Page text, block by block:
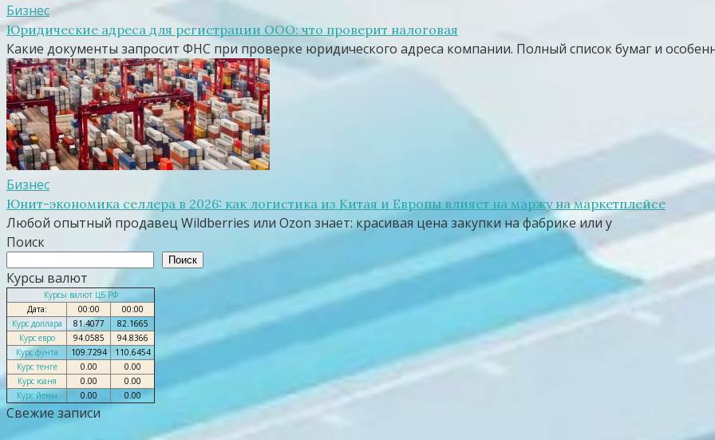
Бизнес
Юридические адреса для регистрации ООО: что проверит налоговая
Какие документы запросит ФНС при проверке юридического адреса компании. Полный список бумаг и
Бизнес
Юнит-экономика селлера в 2026: как логистика из Китая и Европы влияет на маржу на маркетплейсе
Любой опытный продавец Wildberries или Ozon знает: красивая цена закупки на фабрике или у
Поиск
Поиск
Курсы валют
Курсы валют ЦБ РФ
Дата:
00:00
00:00
Курс доллара
81.4077
82.1665
Курс евро
94.0585
94.8366
Курс фунта
109.7294
110.6454
Курс тенге
0.00
0.00
Курс юаня
0.00
0.00
Курс йены
0.00 0.00
Свежие записи